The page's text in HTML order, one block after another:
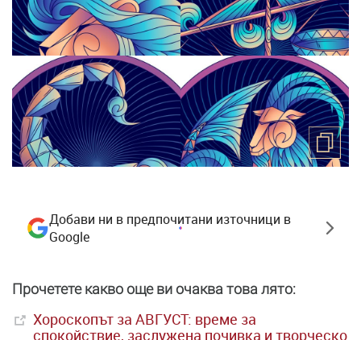
Добави ни в предпочитани източници в
Google
Прочетете какво още ви очаква това лято:
Хороскопът за АВГУСТ: време за
спокойствие, заслужена почивка и творческо